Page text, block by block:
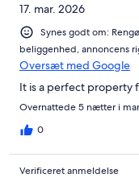
17. mar. 2026
Synes godt om:
beliggenhed, annoncens
Oversæt med Google
It is a perfect property
Overnattede 5 nætter i
0
Verificeret anmeldelse